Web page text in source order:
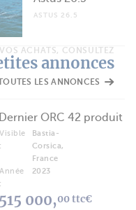
ASTUS 26.5
ACHATS, CONSULTEZ
annonces
LES ANNONCES
Dernier ORC 42 produit
Visible
:
Bastia-
Corsica,
France
Année
:
2023
515 000,00 ttc€